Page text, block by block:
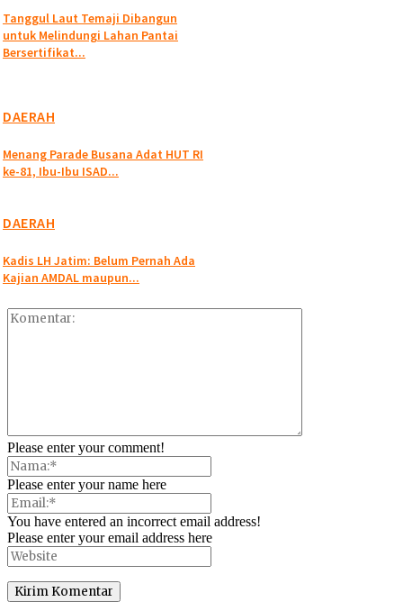
Tanggul Laut Temaji Dibangun
untuk Melindungi Lahan Pantai
Bersertifikat...
DAERAH
Menang Parade Busana Adat HUT RI
ke-81, Ibu-Ibu ISAD...
DAERAH
Kadis LH Jatim: Belum Pernah Ada
Kajian AMDAL maupun...
Please enter your comment!
Please enter your name here
You have entered an incorrect email address!
Please enter your email address here